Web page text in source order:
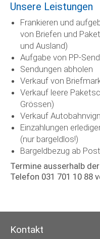
Unsere Leistungen
Frankieren und
von Briefen und
und Ausland)
Aufgabe von PP-
Sendungen abholen
Verkauf von
Verkauf leere
Grössen)
Verkauf
Einzahlungen
(nur bargeldlos!)
Bargeldbezug ab
Termine ausserhalb
Telefon 031 701 10 88
Kontakt